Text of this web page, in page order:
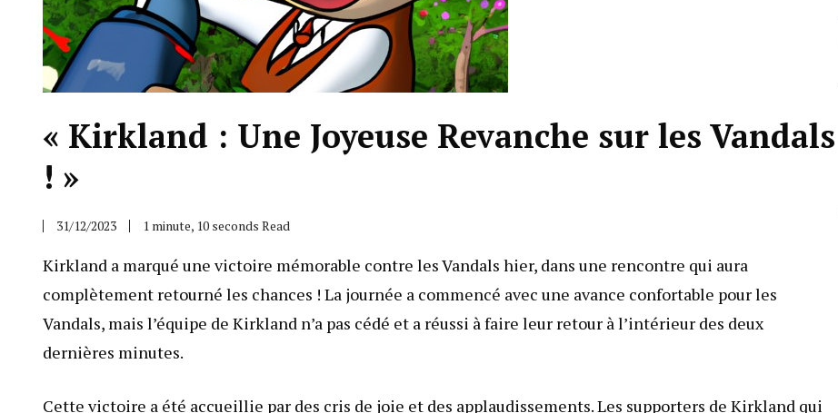
« Kirkland : Une Joyeuse Revanche sur les Vandals
! »
31/12/2023 1 minute, 10 seconds Read
Kirkland a marqué une victoire mémorable contre les Vandals hier, dans une rencontre qui aura
complètement retourné les chances ! La journée a commencé avec une avance confortable pour les
Vandals, mais l’équipe de Kirkland n’a pas cédé et a réussi à faire leur retour à l’intérieur des deux
dernières minutes.
Cette victoire a été accueillie par des cris de joie et des applaudissements. Les supporters de Kirkland qui